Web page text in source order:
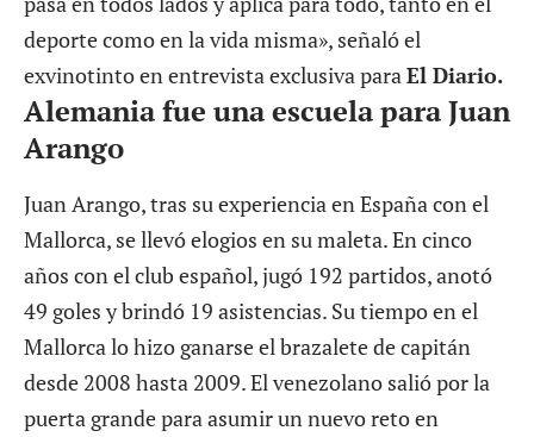
deporte como en la vida misma», señaló el
exvinotinto en entrevista exclusiva para El Diario.
Alemania fue una escuela para Juan
Arango
Juan Arango, tras su experiencia en España con el
Mallorca, se llevó elogios en su maleta. En cinco
años con el club español, jugó 192 partidos, anotó
49 goles y brindó 19 asistencias. Su tiempo en el
Mallorca lo hizo ganarse el brazalete de capitán
desde 2008 hasta 2009. El venezolano salió por la
puerta grande para asumir un nuevo reto en